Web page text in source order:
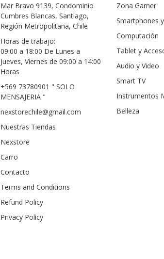
Mar Bravo 9139, Condominio
Cumbres Blancas, Santiago,
Región Metropolitana, Chile
Horas de trabajo:
09:00 a 18:00 De Lunes a
Jueves, Viernes de 09:00 a 14:00
Horas
+569 73780901 " SOLO
MENSAJERIA "
nexstorechile@gmail.com
Nuestras Tiendas
Nexstore
Carro
Contacto
Terms and Conditions
Refund Policy
Privacy Policy
Zona Gamer
Smartphones
Computación
Tablet y
Audio y Video
Smart TV
Instrumentos
Belleza